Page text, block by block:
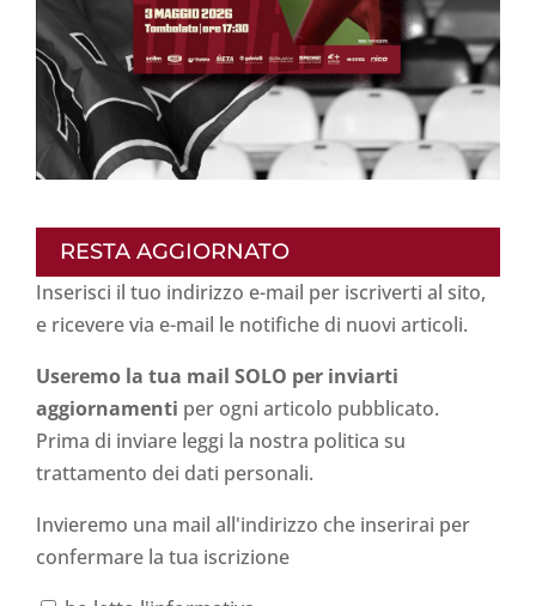
RESTA AGGIORNATO
Inserisci il tuo indirizzo e-mail per iscriverti al sito,
e ricevere via e-mail le notifiche di nuovi articoli.
Useremo la tua mail SOLO per inviarti
aggiornamenti per ogni articolo pubblicato.
Prima di inviare leggi la nostra politica su
trattamento dei dati personali.
Invieremo una mail all'indirizzo che inserirai per
confermare la tua iscrizione